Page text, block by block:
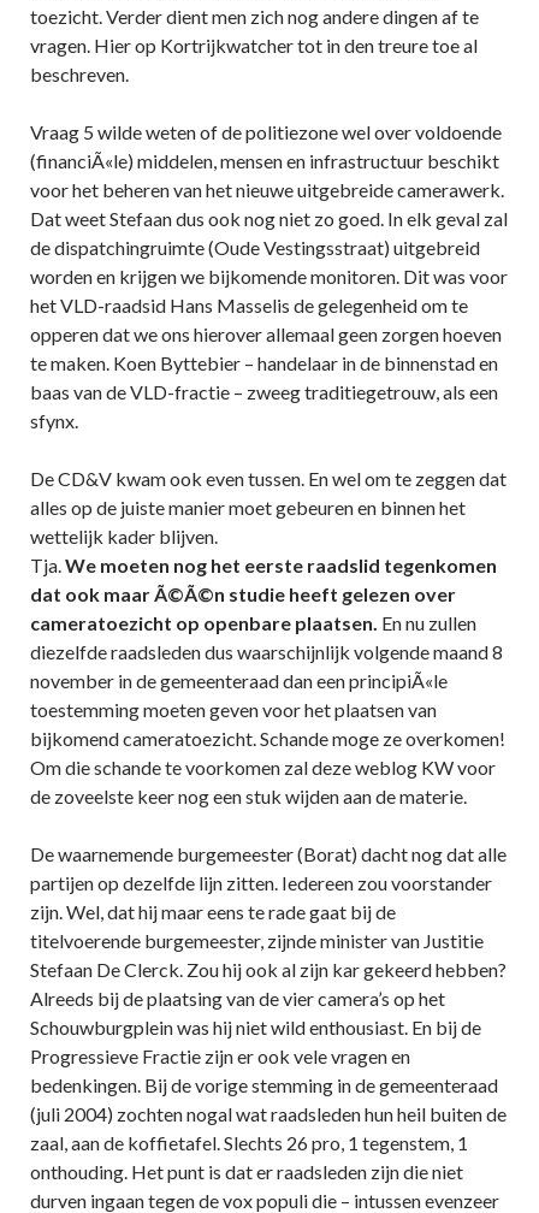
toezicht. Verder dient men zich nog andere dingen af te
vragen. Hier op Kortrijkwatcher tot in den treure toe al
beschreven.
Vraag 5 wilde weten of de politiezone wel over voldoende
(financiÃ«le) middelen, mensen en infrastructuur beschikt
voor het beheren van het nieuwe uitgebreide camerawerk.
Dat weet Stefaan dus ook nog niet zo goed. In elk geval zal
de dispatchingruimte (Oude Vestingsstraat) uitgebreid
worden en krijgen we bijkomende monitoren. Dit was voor
het VLD-raadsid Hans Masselis de gelegenheid om te
opperen dat we ons hierover allemaal geen zorgen hoeven
te maken. Koen Byttebier – handelaar in de binnenstad en
baas van de VLD-fractie – zweeg traditiegetrouw, als een
sfynx.
De CD&V kwam ook even tussen. En wel om te zeggen dat
alles op de juiste manier moet gebeuren en binnen het
wettelijk kader blijven.
Tja.We moeten nog het eerste raadslid tegenkomen
dat ook maar Ã©Ã©n studie heeft gelezen over
cameratoezicht op openbare plaatsen. En nu zullen
diezelfde raadsleden dus waarschijnlijk volgende maand 8
november in de gemeenteraad dan een principiÃ«le
toestemming moeten geven voor het plaatsen van
bijkomend cameratoezicht. Schande moge ze overkomen!
Om die schande te voorkomen zal deze weblog KW voor
de zoveelste keer nog een stuk wijden aan de materie.
De waarnemende burgemeester (Borat) dacht nog dat alle
partijen op dezelfde lijn zitten. Iedereen zou voorstander
zijn. Wel, dat hij maar eens te rade gaat bij de
titelvoerende burgemeester, zijnde minister van Justitie
Stefaan De Clerck. Zou hij ook al zijn kar gekeerd hebben?
Alreeds bij de plaatsing van de vier camera’s op het
Schouwburgplein was hij niet wild enthousiast. En bij de
Progressieve Fractie zijn er ook vele vragen en
bedenkingen. Bij de vorige stemming in de gemeenteraad
(juli 2004) zochten nogal wat raadsleden hun heil buiten de
zaal, aan de koffietafel. Slechts 26 pro, 1 tegenstem, 1
onthouding. Het punt is dat er raadsleden zijn die niet
durven ingaan tegen de vox populi die – intussen evenzeer